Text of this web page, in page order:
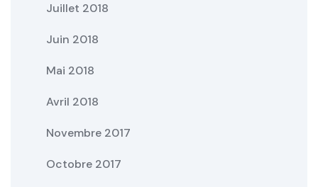
Juillet 2018
Juin 2018
Mai 2018
Avril 2018
Novembre 2017
Octobre 2017